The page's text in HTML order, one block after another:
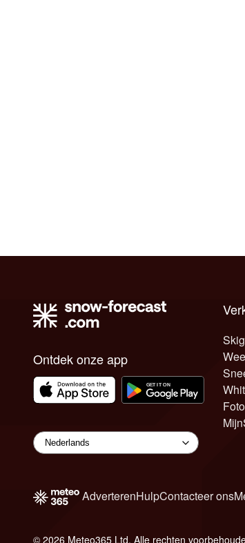
Ontdek onze app
AdverterenHulpContacteer ons
© 2026 Meteo365 Ltd. Alle rechten